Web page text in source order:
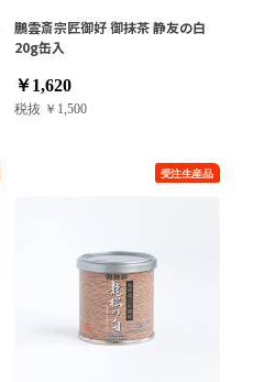
鵬雲斎宗匠御好 御抹茶 静友の白
20g缶入
￥1,620
税抜 ￥1,500